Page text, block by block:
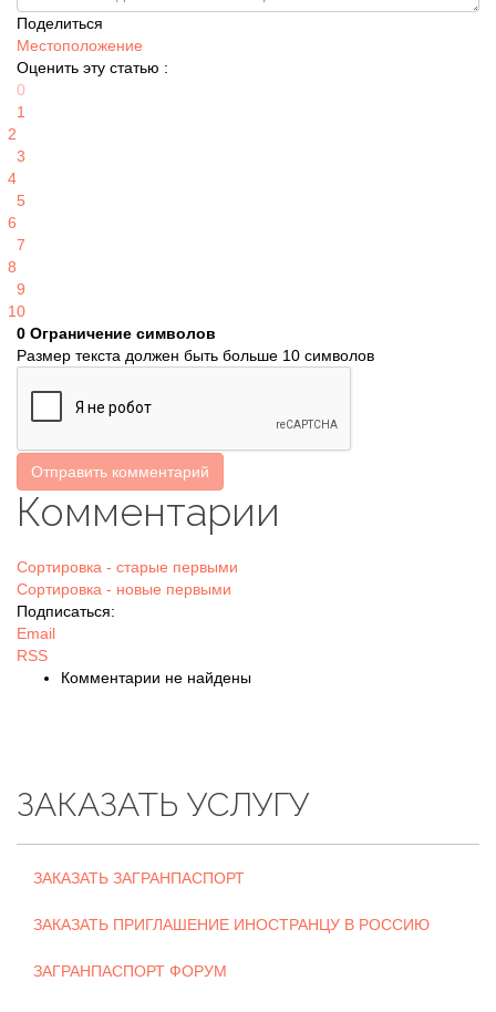
Поделиться
Местоположение
Оценить эту статью :
0
1
2
3
4
5
6
7
8
9
10
0 Ограничение символов
Размер текста должен быть больше 10 символов
Отправить комментарий
Комментарии
Сортировка - старые первыми
Сортировка - новые первыми
Подписаться:
Email
RSS
Комментарии не найдены
ЗАКАЗАТЬ УСЛУГУ
ЗАКАЗАТЬ ЗАГРАНПАСПОРТ
ЗАКАЗАТЬ ПРИГЛАШЕНИЕ ИНОСТРАНЦУ В РОССИЮ
ЗАГРАНПАСПОРТ ФОРУМ